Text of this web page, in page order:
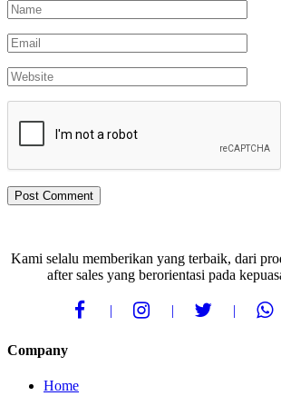
Kami selalu memberikan yang terbaik, dari
after sales yang berorientasi pada
Company
Home